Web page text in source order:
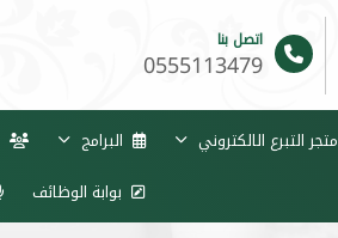
اتصل بنا
0555113479
متجر التبرع الالكتروني البرامج
بوابة الوظائف